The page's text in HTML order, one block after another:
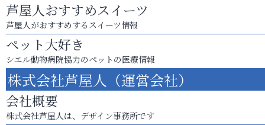
芦屋人おすすめスイーツ
芦屋人がおすすめするスイーツ情報
ペット大好き
シエル動物病院協力のペットの医療情報
株式会社芦屋人（運営会社）
会社概要
株式会社芦屋人は、デザイン事務所です